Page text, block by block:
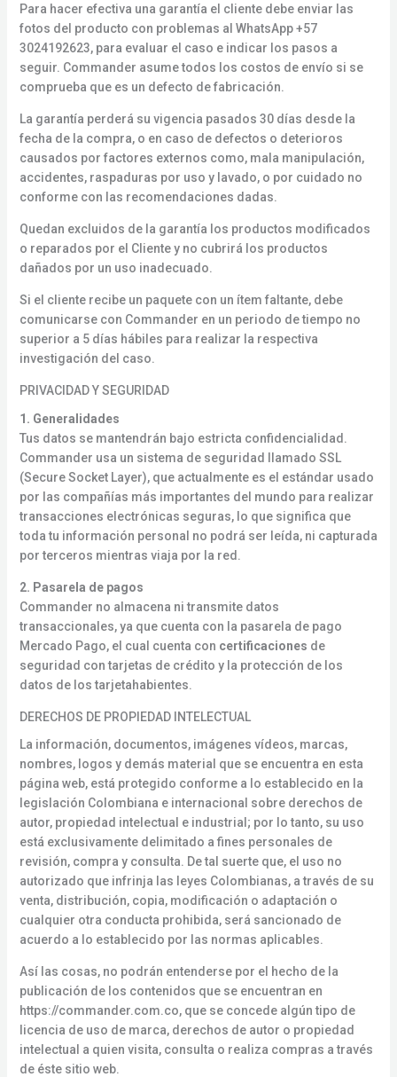
Para hacer efectiva una garantía el cliente debe enviar las
fotos del producto con problemas al WhatsApp +57
3024192623, para evaluar el caso e indicar los pasos a
seguir. Commander asume todos los costos de envío si se
comprueba que es un defecto de fabricación.
La garantía perderá su vigencia pasados 30 días desde la
fecha de la compra, o en caso de defectos o deterioros
causados por factores externos como, mala manipulación,
accidentes, raspaduras por uso y lavado, o por cuidado no
conforme con las recomendaciones dadas.
Quedan excluidos de la garantía los productos modificados
o reparados por el Cliente y no cubrirá los productos
dañados por un uso inadecuado.
Si el cliente recibe un paquete con un ítem faltante, debe
comunicarse con Commander en un periodo de tiempo no
superior a 5 días hábiles para realizar la respectiva
investigación del caso.
PRIVACIDAD Y SEGURIDAD
1. Generalidades
Tus datos se mantendrán bajo estricta confidencialidad.
Commander usa un sistema de seguridad llamado SSL
(Secure Socket Layer), que actualmente es el estándar usado
por las compañías más importantes del mundo para realizar
transacciones electrónicas seguras, lo que significa que
toda tu información personal no podrá ser leída, ni capturada
por terceros mientras viaja por la red.
2. Pasarela de pagos
Commander no almacena ni transmite datos
transaccionales, ya que cuenta con la pasarela de pago
Mercado Pago, el cual cuenta con certificaciones de
seguridad con tarjetas de crédito y la protección de los
datos de los tarjetahabientes.
DERECHOS DE PROPIEDAD INTELECTUAL
La información, documentos, imágenes vídeos, marcas,
nombres, logos y demás material que se encuentra en esta
página web, está protegido conforme a lo establecido en la
legislación Colombiana e internacional sobre derechos de
autor, propiedad intelectual e industrial; por lo tanto, su uso
está exclusivamente delimitado a fines personales de
revisión, compra y consulta. De tal suerte que, el uso no
autorizado que infrinja las leyes Colombianas, a través de su
venta, distribución, copia, modificación o adaptación o
cualquier otra conducta prohibida, será sancionado de
acuerdo a lo establecido por las normas aplicables.
Así las cosas, no podrán entenderse por el hecho de la
publicación de los contenidos que se encuentran en
https://commander.com.co, que se concede algún tipo de
licencia de uso de marca, derechos de autor o propiedad
intelectual a quien visita, consulta o realiza compras a través
de éste sitio web.